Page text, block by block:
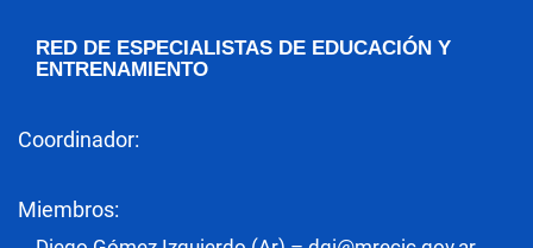
RED DE ESPECIALISTAS DE EDUCACIÓN Y
ENTRENAMIENTO
Coordinador:
Miembros: